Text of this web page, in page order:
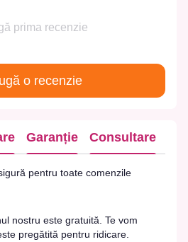
prima recenzie
o recenzie
Garanție Consultare
pentru toate comenzile
nostru este gratuită. Te vom
pregătită pentru ridicare.